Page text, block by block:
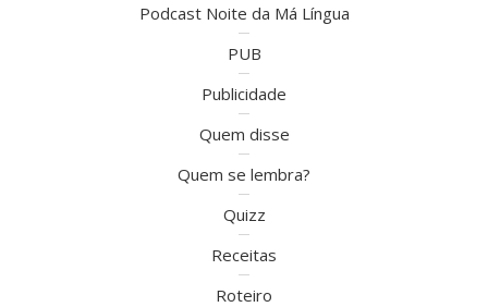
Podcast Noite da Má Língua
PUB
Publicidade
Quem disse
Quem se lembra?
Quizz
Receitas
Roteiro